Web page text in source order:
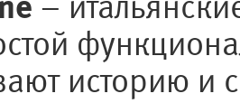
историю и